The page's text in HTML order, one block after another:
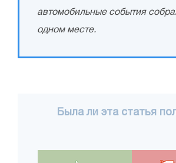
автомобильные события
одном месте.
Была ли эта статья